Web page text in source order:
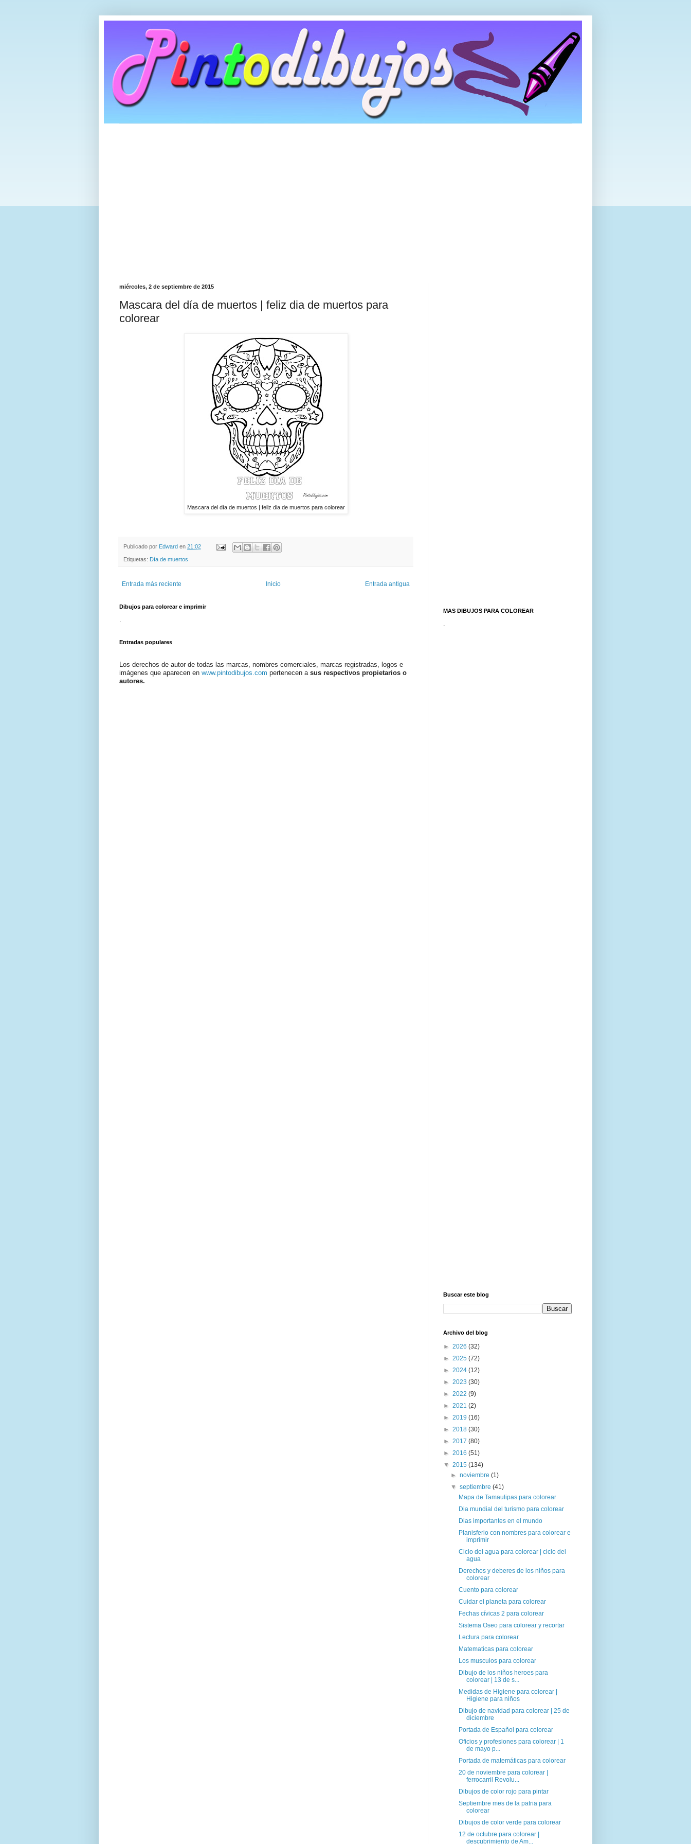
miércoles, 2 de septiembre de 2015
Mascara del día de muertos | feliz dia de muertos para
colorear
Mascara del día de muertos | feliz dia de muertos para colorear
Publicado por Edward en 21:02
Etiquetas: Día de muertos
Entrada más reciente Entrada antigua
Inicio
Dibujos para colorear e imprimir
Entradas populares
Los derechos de autor de todas las marcas, nombres comerciales, marcas registradas, logos e
imágenes que aparecen en www.pintodibujos.com pertenecen a sus respectivos propietarios o
autores.
MAS DIBUJOS PARA COLOREAR
.
Buscar este blog
Archivo del blog
► 2026 (32)
► 2025 (72)
► 2024 (12)
► 2023 (30)
► 2022 (9)
► 2021 (2)
► 2019 (16)
► 2018 (30)
► 2017 (80)
► 2016 (51)
▼ 2015 (134)
►noviembre(1)
▼septiembre(41)
Mapa de Tamaulipas para colorear
Dia mundial del turismo para colorear
Dias importantes en el mundo
Planisferio con nombres para colorear e
imprimir
Ciclo del agua para colorear | ciclo del
agua
Derechos y deberes de los niños para
colorear
Cuento para colorear
Cuidar el planeta para colorear
Fechas cívicas 2 para colorear
Sistema Oseo para colorear y recortar
Lectura para colorear
Matematicas para colorear
Los musculos para colorear
Dibujo de los niños heroes para
colorear | 13 de s...
Medidas de Higiene para colorear |
Higiene para niños
Dibujo de navidad para colorear | 25 de
diciembre
Portada de Español para colorear
Oficios y profesiones para colorear | 1
de mayo p...
Portada de matemáticas para colorear
20 de noviembre para colorear |
ferrocarril Revolu...
Dibujos de color rojo para pintar
Septiembre mes de la patria para
colorear
Dibujos de color verde para colorear
12 de octubre para colorear |
descubrimiento de Am...